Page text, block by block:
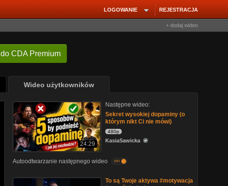
REJESTRACJA
LOGOWANIE
+ dodaj wideo
do CDA Premium
Wideo użytkowników
24:29
Następne wideo:
Sekret wysokiej dopaminy (o
którym nikt Ci nie mówi)
480p
KasiaSawicka
Autoodtwarzanie następnego wideo on
To są Twoje aktywa #motywacja